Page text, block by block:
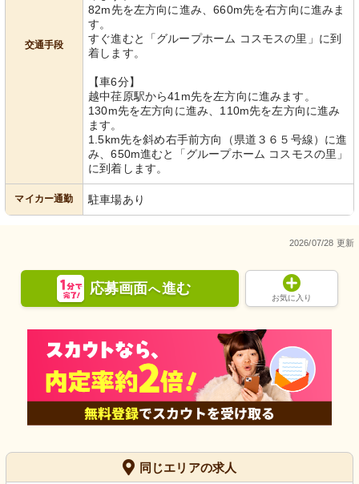
交通手段
82m先を左方向に進み、660m先を右方向に進みま
す。
すぐ進むと「グループホーム コスモスの里」に到
着します。
【車6分】
越中荏原駅から41m先を左方向に進みます。
130m先を左方向に進み、110m先を左方向に進み
ます。
1.5km先を斜め右手前方向（県道３６５号線）に進
み、650m進むと「グループホーム コスモスの里」
に到着します。
マイカー通勤 駐車場あり
2026/07/28 更新
応募画面へ進む
お気に入り
同じエリアの求人